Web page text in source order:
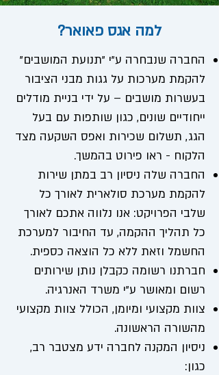
למה אגס פאואר?
החברה שנבחרה ע"י "תנועת המושבים"
להקמת מערכות על גגות מבני הציבור
בעשרות מושבים – על ידי בניית מודלים
ייחודיים שונים, כגון שותפות עם בעל
הגג, תשלום שכירות ואפס השקעה מצד
הלקוח - ראו פירוט בהמשך.
החברה שלה ניסיון רב במתן שירות
להקמת מערכת סולארית לאורך כל
שלבי הפרויקט: אנו נלווה אתכם לאורך
כל תהליך ההקמה, עד החיבור למערכת
החשמל וזאת ללא כל הוצאה כספית.
חברתנו רשומה כקבלן נותן שירותים
רשום ומאושר ע"י משרד האנרגיה.
צוות מקצועי ומיומן, הכולל צוות מקצועי
מהשורה הראשונה.
ניסיון המקנה לחברה ידע מצטבר רב,
כגון: